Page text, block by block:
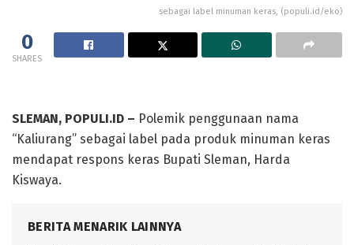
sebagai label minuman keras, (populi.id/eko)
0
SHARES
SLEMAN, POPULI.ID – Polemik penggunaan nama
“Kaliurang” sebagai label pada produk minuman keras
mendapat respons keras Bupati Sleman, Harda
Kiswaya.
BERITA MENARIK LAINNYA